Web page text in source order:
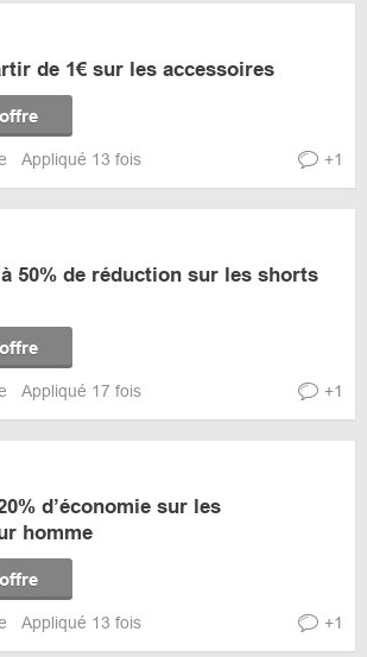
de 1€ sur les accessoires
Appliqué 13 fois +1
50% de réduction sur les shorts
Appliqué 17 fois +1
d’économie sur les
homme
Appliqué 13 fois +1